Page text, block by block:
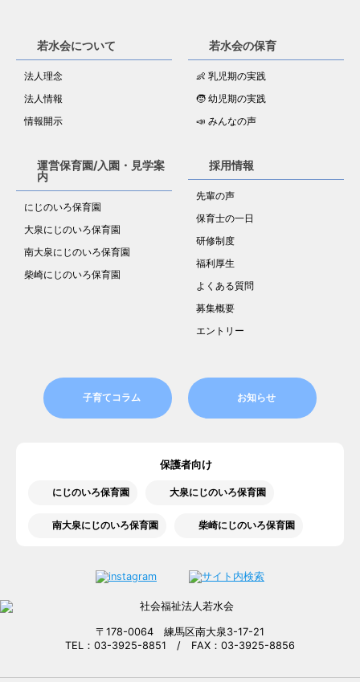
若水会について
法人理念
法人情報
情報開示
若水会の保育
👶 乳児期の実践
🧒 幼児期の実践
📣 みんなの声
運営保育園/入園・見学案
内
にじのいろ保育園
大泉にじのいろ保育園
南大泉にじのいろ保育園
柴崎にじのいろ保育園
採用情報
先輩の声
保育士の一日
研修制度
福利厚生
よくある質問
募集概要
エントリー
子育てコラム お知らせ
保護者向け
にじのいろ保育園 大泉にじのいろ保育園
南大泉にじのいろ保育園 柴崎にじのいろ保育園
〒178-0064 練馬区南大泉3-17-21
TEL：03-3925-8851 / FAX：03-3925-8856